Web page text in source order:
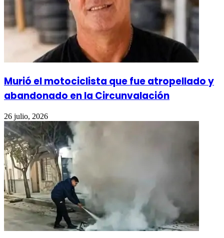
Murió el motociclista que fue atropellado y
abandonado en la Circunvalación
26 julio, 2026